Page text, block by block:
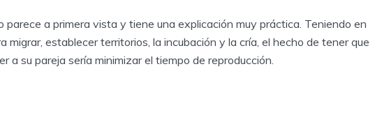
parece a primera vista y tiene una explicación muy práctica. Teniendo en
migrar, establecer territorios, la incubación y la cría, el hecho de tener que
a su pareja sería minimizar el tiempo de reproducción.